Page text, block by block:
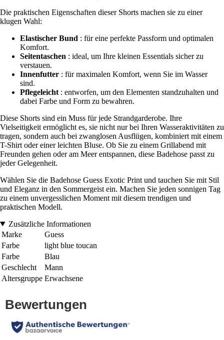
Die praktischen Eigenschaften dieser Shorts machen sie zu einer
klugen Wahl:
Elastischer Bund : für eine perfekte Passform und optimalen
Komfort.
Seitentaschen : ideal, um Ihre kleinen Essentials sicher zu
verstauen.
Innenfutter : für maximalen Komfort, wenn Sie im Wasser
sind.
Pflegeleicht : entworfen, um den Elementen standzuhalten und
dabei Farbe und Form zu bewahren.
Diese Shorts sind ein Muss für jede Strandgarderobe. Ihre
Vielseitigkeit ermöglicht es, sie nicht nur bei Ihren Wasseraktivitäten zu
tragen, sondern auch bei zwanglosen Ausflügen, kombiniert mit einem
T-Shirt oder einer leichten Bluse. Ob Sie zu einem Grillabend mit
Freunden gehen oder am Meer entspannen, diese Badehose passt zu
jeder Gelegenheit.
Wählen Sie die Badehose Guess Exotic Print und tauchen Sie mit Stil
und Eleganz in den Sommergeist ein. Machen Sie jeden sonnigen Tag
zu einem unvergesslichen Moment mit diesem trendigen und
praktischen Modell.
Zusätzliche Informationen
Marke
Guess
Farbe
light blue toucan
Farbe
Blau
Geschlecht
Mann
Altersgruppe Erwachsene